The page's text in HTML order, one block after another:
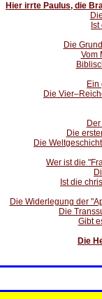
Hier irrte Paulus, die
Die
Vom
Ein
Die
Die
Die
Wer ist die
Ist die
Die Widerlegung der
Die
Gibt
Die